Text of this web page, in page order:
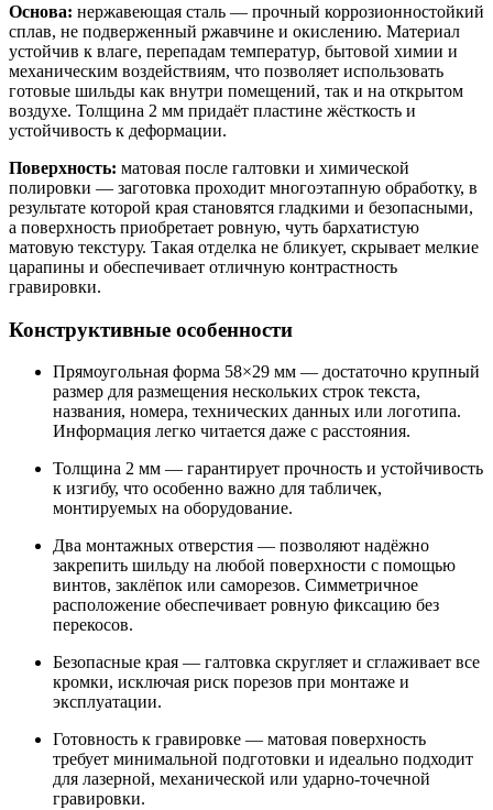
Основа: нержавеющая сталь — прочный коррозионностойкий
сплав, не подверженный ржавчине и окислению. Материал
устойчив к влаге, перепадам температур, бытовой химии и
механическим воздействиям, что позволяет использовать
готовые шильды как внутри помещений, так и на открытом
воздухе. Толщина 2 мм придаёт пластине жёсткость и
устойчивость к деформации.
Поверхность: матовая после галтовки и химической
полировки — заготовка проходит многоэтапную обработку, в
результате которой края становятся гладкими и безопасными,
а поверхность приобретает ровную, чуть бархатистую
матовую текстуру. Такая отделка не бликует, скрывает мелкие
царапины и обеспечивает отличную контрастность
гравировки.
Конструктивные особенности
Прямоугольная форма 58×29 мм — достаточно крупный
размер для размещения нескольких строк текста,
названия, номера, технических данных или логотипа.
Информация легко читается даже с расстояния.
Толщина 2 мм — гарантирует прочность и устойчивость
к изгибу, что особенно важно для табличек,
монтируемых на оборудование.
Два монтажных отверстия — позволяют надёжно
закрепить шильду на любой поверхности с помощью
винтов, заклёпок или саморезов. Симметричное
расположение обеспечивает ровную фиксацию без
перекосов.
Безопасные края — галтовка скругляет и сглаживает все
кромки, исключая риск порезов при монтаже и
эксплуатации.
Готовность к гравировке — матовая поверхность
требует минимальной подготовки и идеально подходит
для лазерной, механической или ударно-точечной
гравировки.